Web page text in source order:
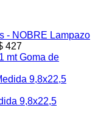
Lampazo
427
Goma de
9,8x22,5